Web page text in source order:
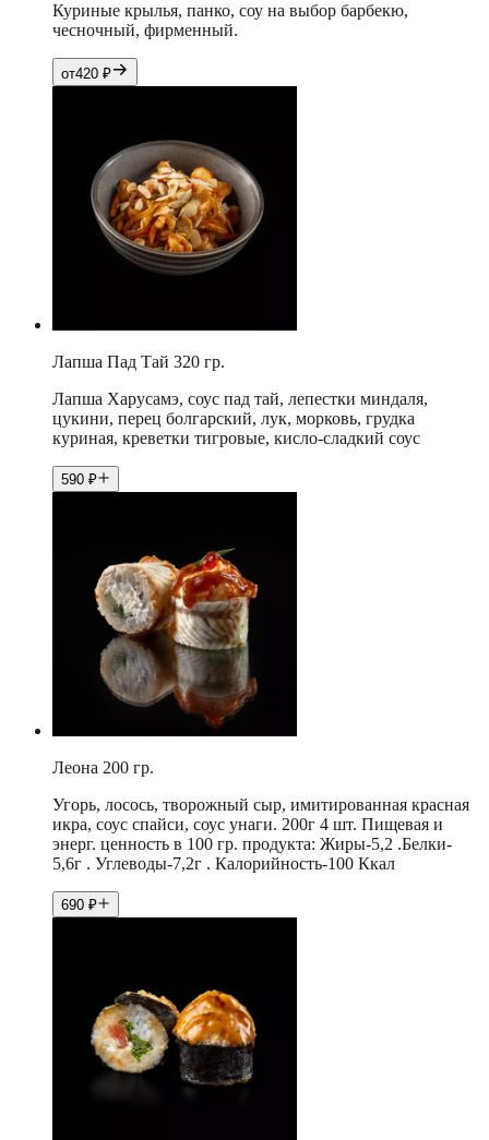
Куриные крылья, панко, соу на выбор барбекю,
чесночный, фирменный.
от420 ₽
Лапша Пад Тай 320 гр.
Лапша Харусамэ, соус пад тай, лепестки миндаля,
цукини, перец болгарский, лук, морковь, грудка
куриная, креветки тигровые, кисло-сладкий соус
590 ₽
Леона 200 гр.
Угорь, лосось, творожный сыр, имитированная красная
икра, соус спайси, соус унаги. 200г 4 шт. Пищевая и
энерг. ценность в 100 гр. продукта: Жиры-5,2 .Белки-
5,6г . Углеводы-7,2г . Калорийность-100 Ккал
690 ₽